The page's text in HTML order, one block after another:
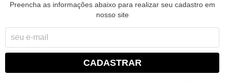
Preencha as informações abaixo para realizar seu cadastro em
nosso site
CADASTRAR